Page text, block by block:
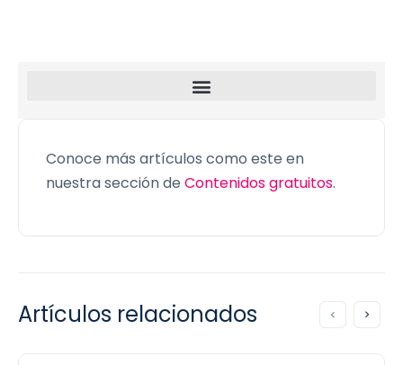
Conoce más artículos como este en
nuestra sección de Contenidos gratuitos.
Artículos relacionados